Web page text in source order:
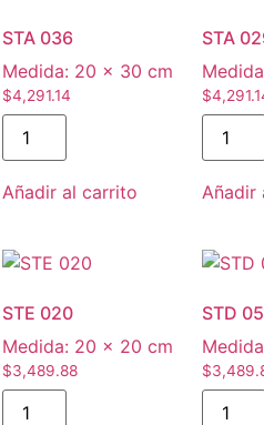
STA 036
Medida: 20 × 30 cm
$4,291.14
Añadir al carrito
STA
$
Añadir
STE 020
Medida: 20 × 20 cm
$3,489.88
STD
$